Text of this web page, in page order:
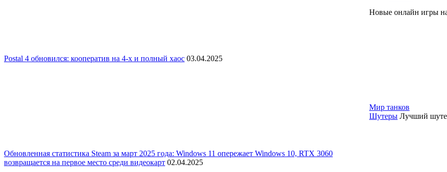
Новые онлайн игры
Мир танков
Шутеры Лучший
Postal 4 обновился: кооператив на 4-х и полный хаос 03.04.2025
Обновленная статистика Steam за март 2025 года: Windows 11 опережает Windows 10, RTX 3060
возвращается на первое место среди видеокарт 02.04.2025